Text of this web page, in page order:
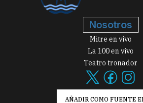
Teatro tronador
AÑADIR COMO FUENTE EN
Tiempo
Tiempo
Contacto